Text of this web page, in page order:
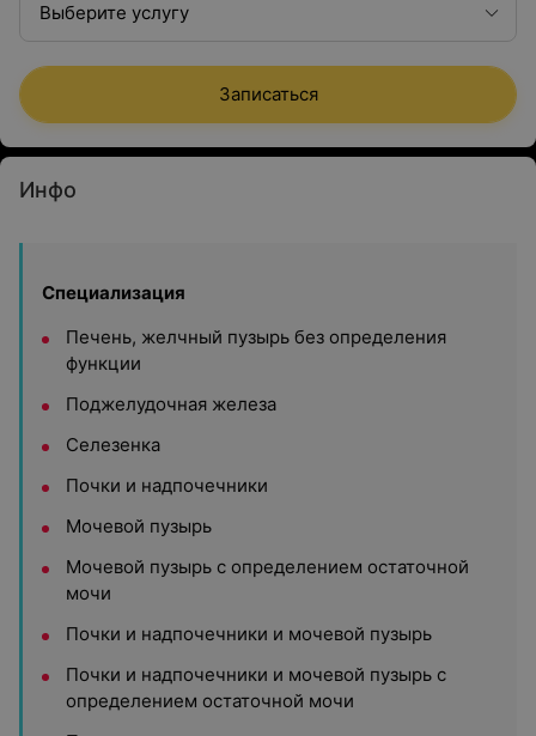
Выберите услугу
Записаться
Инфо
Специализация
Печень, желчный пузырь без определения
функции
Поджелудочная железа
Селезенка
Почки и надпочечники
Мочевой пузырь
Мочевой пузырь с определением остаточной
мочи
Почки и надпочечники и мочевой пузырь
Почки и надпочечники и мочевой пузырь с
определением остаточной мочи